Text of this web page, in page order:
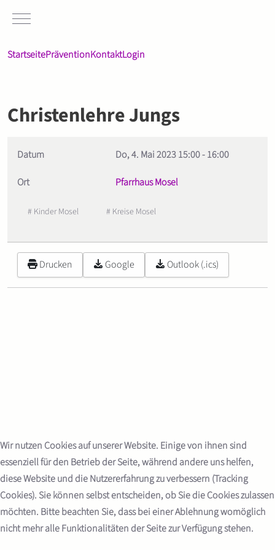
Mobile Menu Toggle
StartseitePräventionKontaktLogin
Christenlehre Jungs
Datum Do, 4. Mai 202315:00-16:00
Ort Pfarrhaus Mosel
# Kinder Mosel # Kreise Mosel
Drucken Google Outlook (.ics)
Wir nutzen Cookies auf unserer Website. Einige von ihnen sind
essenziell für den Betrieb der Seite, während andere uns helfen,
diese Website und die Nutzererfahrung zu verbessern (Tracking
Cookies). Sie können selbst entscheiden, ob Sie die Cookies zulassen
möchten. Bitte beachten Sie, dass bei einer Ablehnung womöglich
nicht mehr alle Funktionalitäten der Seite zur Verfügung stehen.